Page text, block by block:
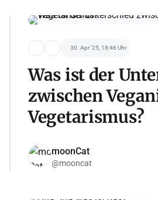
30. Apr '25, 18:46 Uhr
Was ist der
zwischen
Vegetarismus?
moonCat
@mooncat